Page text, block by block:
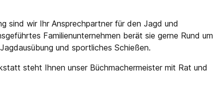
sind wir Ihr Ansprechpartner für den Jagd und
Familienunternehmen berät sie gerne Rund um
und sportliches Schießen.
steht Ihnen unser Büchmachermeister mit Rat und